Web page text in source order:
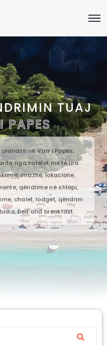
TUAJ
PAPES
në Varr i Papes,
nga hotelet më të lira
imazhe, lokacione,
qëndrime në shtëpi,
chalet, lodget, qëndrim
bed and breakfast.